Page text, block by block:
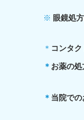
※ 眼鏡処
＊ コンタ
＊ お薬の
＊ 当院で